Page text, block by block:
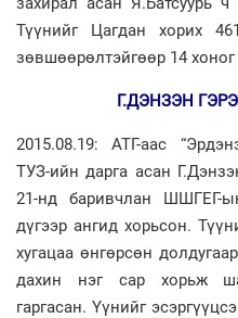
Түүнийг Цагдан хорих
зөвшөөрөлтэйгөөр 14 хоног
Г.ДЭНЗЭН
2015.08.19: АТГ-аас
ТУЗ-ийн дарга асан
21-нд баривчлан ШШГЕГ-
дүгээр ангид хорьсон.
хугацаа өнгөрсөн
дахин нэг сар хорьж
гаргасан. Үүнийг